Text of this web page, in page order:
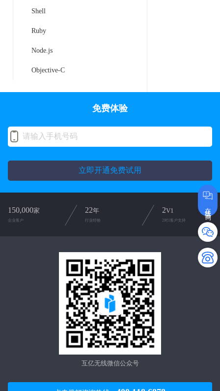
Shell
Ruby
Node.js
Objective-C
在线咨询
免费体验
立即开通免费试用
150,000家
企业客户
22年
行业经验
2V1
2对1客户支持
互亿无线微信公众号